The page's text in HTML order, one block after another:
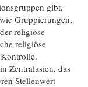
gibt,
Gruppierungen,
religiöse
religiöse
Zentralasien, das
Stellenwert